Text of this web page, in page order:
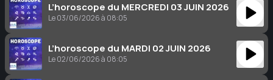
L’horoscope du MERCREDI 03 JUIN 2026
Le 03/06/2026 à 08:05
L’horoscope du MARDI 02 JUIN 2026
Le 02/06/2026 à 08:05